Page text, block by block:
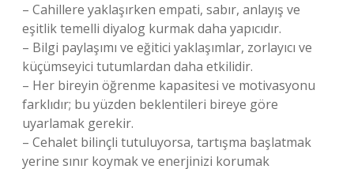
– Cahillere yaklaşırken empati, sabır, anlayış ve
eşitlik temelli diyalog kurmak daha yapıcıdır.
– Bilgi paylaşımı ve eğitici yaklaşımlar, zorlayıcı ve
küçümseyici tutumlardan daha etkilidir.
– Her bireyin öğrenme kapasitesi ve motivasyonu
farklıdır; bu yüzden beklentileri bireye göre
uyarlamak gerekir.
– Cehalet bilinçli tutuluyorsa, tartışma başlatmak
yerine sınır koymak ve enerjinizi korumak